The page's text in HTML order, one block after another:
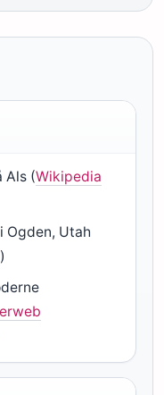
Als (Wikipedia
Ogden, Utah
)